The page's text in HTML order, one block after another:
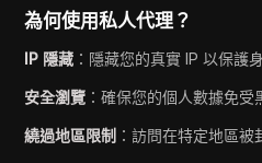
為何使用私人代理？
IP 隱藏 ：隱藏您的真實 IP 以保護
安全瀏覽 ：確保您的個人數據免受
繞過地區限制 ：訪問在特定地區被